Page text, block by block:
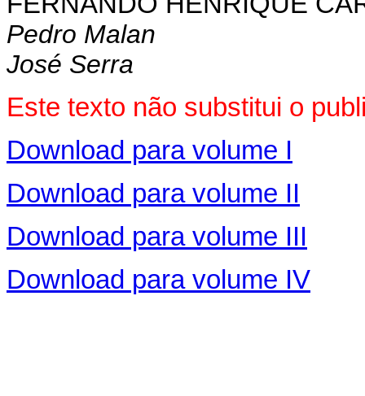
Pedro Malan
José Serra
Este texto não substitui o
Download para volume I
Download para volume II
Download para volume III
Download para volume IV